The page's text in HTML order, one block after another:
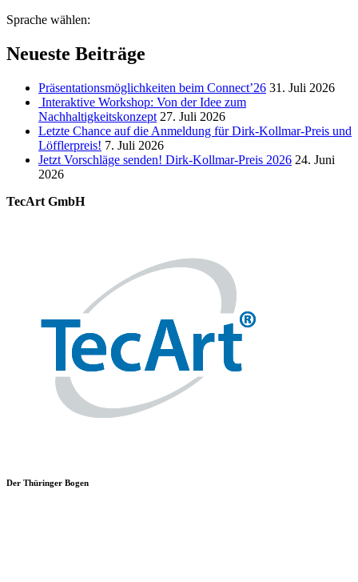
Sprache wählen:
Neueste Beiträge
Präsentationsmöglichkeiten beim Connect’26 31. Juli 2026
Interaktive Workshop: Von der Idee zum
Nachhaltigkeitskonzept 27. Juli 2026
Letzte Chance auf die Anmeldung für Dirk-Kollmar-Preis und
Löfflerpreis! 7. Juli 2026
Jetzt Vorschläge senden! Dirk-Kollmar-Preis 2026 24. Juni
2026
TecArt GmbH
Der Thüringer Bogen